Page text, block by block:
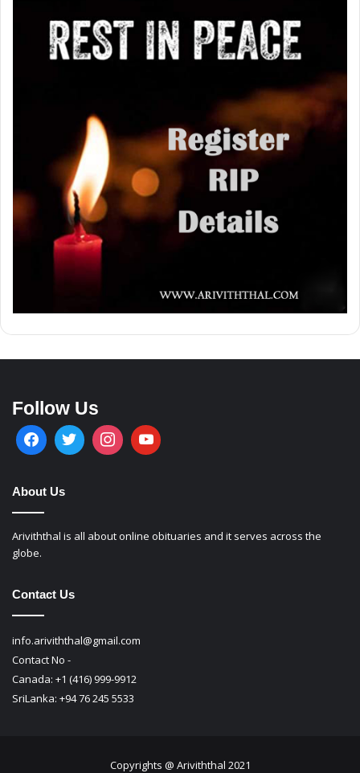
Follow Us
About Us
Ariviththal is all about online obituaries and it serves across the
globe.
Contact Us
info.ariviththal@gmail.com
Contact No -
Canada: +1 (416) 999-9912
SriLanka: +94 76 245 5533
Copyrights @ Ariviththal 2021